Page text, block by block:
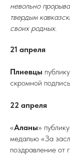
невольно
твердым
своих родных.
21 апреля
Плиевцы
скромной
22 апреля
«Аланы»
медалью «За
поздравление от